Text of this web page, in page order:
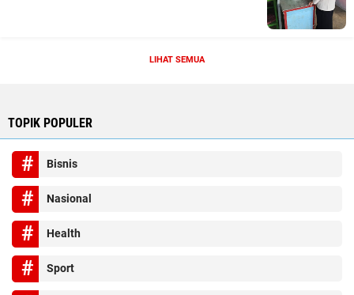
LIHAT SEMUA
TOPIK POPULER
Bisnis
Nasional
Health
Sport